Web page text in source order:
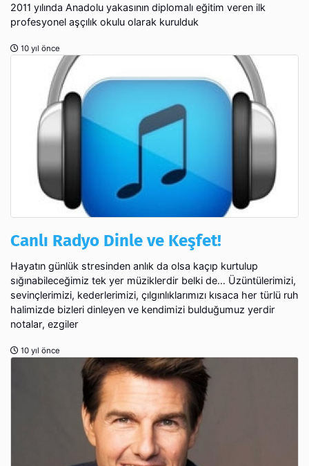
2011 yılında Anadolu yakasının diplomalı eğitim veren ilk
profesyonel aşçılık okulu olarak kurulduk
10 yıl önce
Canlı Radyo Dinle ve Keşfet!
Hayatın günlük stresinden anlık da olsa kaçıp kurtulup
sığınabileceğimiz tek yer müziklerdir belki de… Üzüntülerimizi,
sevinçlerimizi, kederlerimizi, çılgınlıklarımızı kısaca her türlü ruh
halimizde bizleri dinleyen ve kendimizi bulduğumuz yerdir
notalar, ezgiler
10 yıl önce